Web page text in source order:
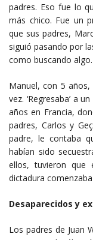
padres. Eso fue lo
más chico. Fue un
que sus padres,
siguió pasando por
como buscando algo.
Manuel, con 5
vez. ‘Regresaba’ a
años en Francia,
padres, Carlos y
padre, le contaba
habían sido
ellos, tuvieron que
dictadura
Desaparecidos y
Los padres de Juan